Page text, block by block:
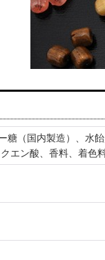
糖（国内製造）、水
エン酸、香料、着色料